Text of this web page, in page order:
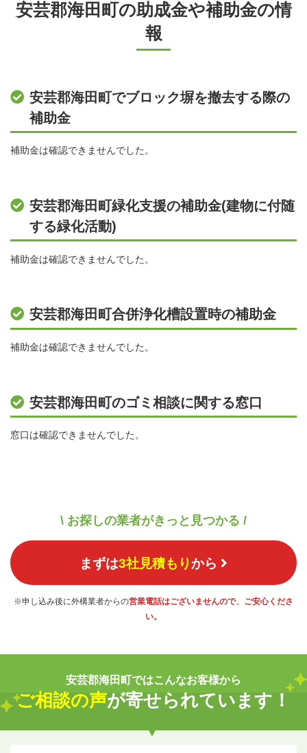
安芸郡海田町の助成金や補助金の情
報
安芸郡海田町でブロック塀を撤去する際の
補助金
補助金は確認できませんでした。
安芸郡海田町緑化支援の補助金(建物に付随
する緑化活動)
補助金は確認できませんでした。
安芸郡海田町合併浄化槽設置時の補助金
補助金は確認できませんでした。
安芸郡海田町のゴミ相談に関する窓口
窓口は確認できませんでした。
\ お探しの業者がきっと見つかる /
まずは3社見積もりから
※申し込み後に外構業者からの営業電話はございませんので、ご安心くださ
い。
安芸郡海田町ではこんなお客様から
ご相談の声が寄せられています！